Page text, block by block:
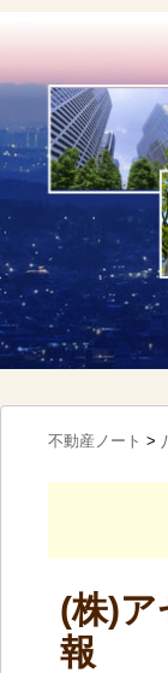
不動産ノート >
(株)
報